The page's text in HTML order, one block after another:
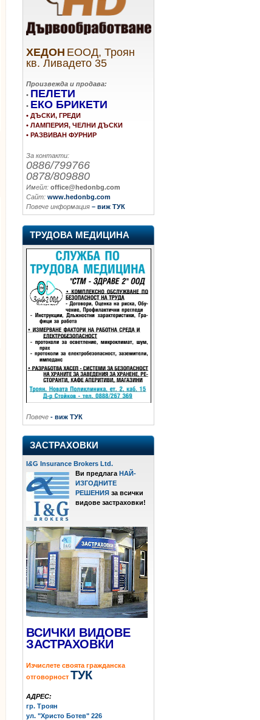
ХЕДОН ЕООД, Троян
кв. Ливадето 35
Произвежда и продава:
• ПЕЛЕТИ
• ЕКО БРИКЕТИ
• ДЪСКИ, ГРЕДИ
• ЛАМПЕРИЯ, ЧЕЛНИ ДЪСКИ
• РАЗВИВАН ФУРНИР
За контакти:
0886/799766
0878/809880
Имейл: office@hedonbg.com
Сайт: www.hedonbg.com
Повече информация – виж ТУК
ТРУДОВА МЕДИЦИНА
Повече - виж ТУК
ЗАСТРАХОВКИ
I&G Insurance Brokers Ltd.
Ви предлага НАЙ-
ИЗГОДНИТЕ
РЕШЕНИЯ за всички
видове застраховки!
ВСИЧКИ ВИДОВЕ
ЗАСТРАХОВКИ
Изчислете своята гражданска
отговорност ТУК
АДРЕС:
гр. Троян
ул. "Христо Ботев" 226